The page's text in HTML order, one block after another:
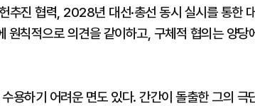
추진 협력, 2028년 대선·총선 동시 실시를 통한
원칙적으로 의견을 같이하고, 구체적 협의는 양당
용하기 어려운 면도 있다. 간간이 돌출한 그의 극